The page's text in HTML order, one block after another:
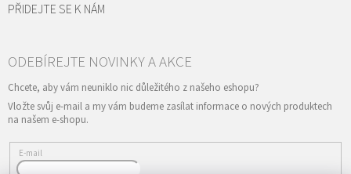
PŘIDEJTE SE K NÁM
Vložte svůj e-mail a my vám budeme zasílat informace o nových produktech
na našem e-shopu.
E-mail